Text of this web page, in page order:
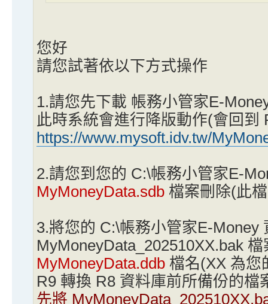
您好
請您試著依以下方式操作
1.請您先下載 帳務小管家E-
此時系統會進行降版動作(會回到
https://www.mysoft.idv.tw/
2.請您到您的 C:\帳務小管家E-
MyMoneyData.sdb 檔案刪除(此
3.將您的 C:\帳務小管家E-Money
MyMoneyData_202510XX.bak
MyMoneyData.ddb 檔名(XX 為您
R9 轉換 R8 資料庫前所備份的檔
先將